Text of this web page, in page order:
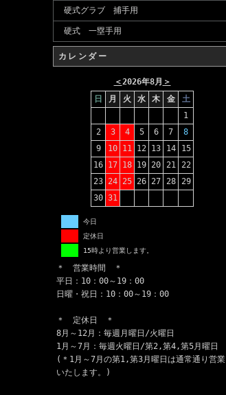
硬式グラブ 捕手用
硬式 一塁手用
カレンダー
＜2026年8月 ＞
日
月 火 水 木 金
土
1
2
3 4 5 6 7
8
9
10 11 12 13 14
15
16 17 18 19 20 21
22
23 24 25 26 27 28
29
30 31
今日
定休日
15時より営業します。
＊ 営業時間 ＊
平日：10：00～19：00
日曜・祝日：10：00～19：00
＊ 定休日 ＊
8月～12月：毎週月曜日/火曜日
1月～7月：毎週火曜日/第2,第4,第5月曜日
(＊1月～7月の第1,第3月曜日は通常通り営業
いたします。)